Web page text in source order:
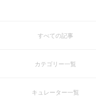
すべての記事
カテゴリー一覧
キュレーター一覧